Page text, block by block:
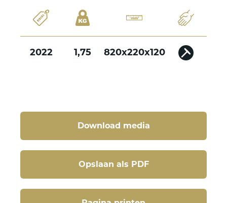
Download media
Opslaan als PDF
2022 1,75 820x220x120